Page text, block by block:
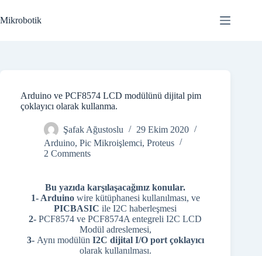
to
content
Mikrobotik
Arduino ve PCF8574 LCD modülünü dijital pim
çoklayıcı olarak kullanma.
Şafak Ağustoslu
29 Ekim 2020
Arduino, Pic Mikroişlemci, Proteus
2 Comments
Bu yazıda karşılaşacağınız konular.
1- Arduinowire kütüphanesi kullanılması, ve
PICBASIC ile I2C haberleşmesi
2-PCF8574 ve PCF8574A entegreli I2C LCD
Modül adreslemesi,
3- Aynı modülün I2C dijital I/O port çoklayıcı
olarak kullanılması.